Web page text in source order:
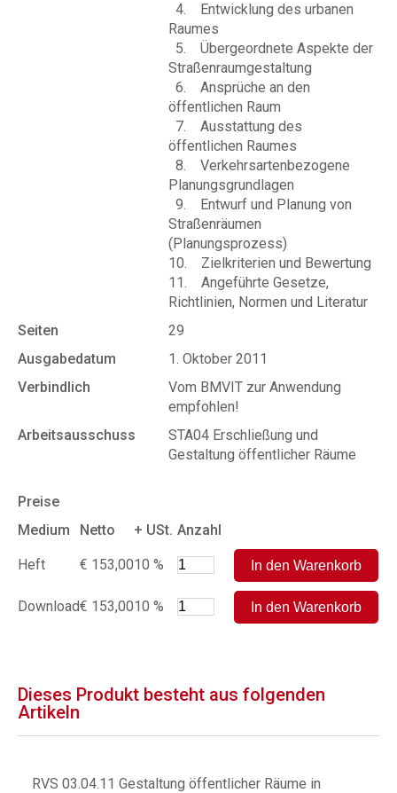
4. Entwicklung des urbanen
Raumes
5. Übergeordnete Aspekte der
Straßenraumgestaltung
6. Ansprüche an den
öffentlichen Raum
7. Ausstattung des
öffentlichen Raumes
8. Verkehrsartenbezogene
Planungsgrundlagen
9. Entwurf und Planung von
Straßenräumen
(Planungsprozess)
10. Zielkriterien und Bewertung
11. Angeführte Gesetze,
Richtlinien, Normen und Literatur
Seiten
29
Ausgabedatum
1. Oktober 2011
Verbindlich
Vom BMVIT zur Anwendung
empfohlen!
Arbeitsausschuss
STA04 Erschließung und
Gestaltung öffentlicher Räume
Preise
Medium
Netto + USt. Anzahl
Heft € 153,0010 %
Download€ 153,0010 %
Dieses Produkt besteht aus folgenden
Artikeln
RVS 03.04.11 Gestaltung öffentlicher Räume in